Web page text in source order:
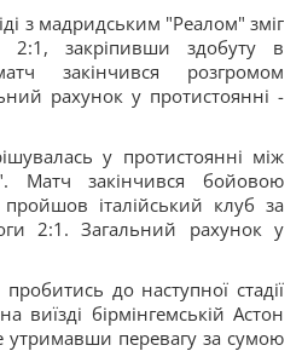
з мадридським "Реалом" зміг
2:1, закріпивши здобуту в
закінчився розгромом
рахунок у протистоянні -
у протистоянні між
Матч закінчився бойовою
італійський клуб за
2:1. Загальний рахунок у
до наступної стадії
виїзді бірмінгемській Астон
утримавши перевагу за сумою